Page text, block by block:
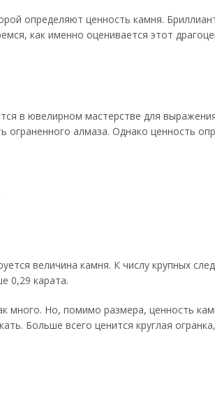
определяют ценность камня.
как именно оценивается этот
в ювелирном мастерстве для
алмаза. Однако ценность
величина камня. К числу крупных
0,29 карата.
много. Но, помимо размера, ценность
Больше всего ценится круглая